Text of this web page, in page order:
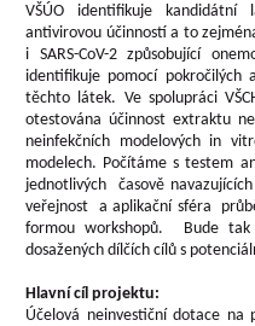
VŠÚO identifikuje
antivirovou účinností a to
i SARS-CoV-2 způsobující
identifikuje pomocí pokročilých
těchto látek. Ve spolupráci
otestována účinnost extraktu
neinfekčních modelových in
modelech. Počítáme s testem
jednotlivých časově
veřejnost a aplikační sféra
formou workshopů. Bude
dosažených dílčích cílů s
Hlavní cíl projektu:
Účelová neinvestiční dotace na